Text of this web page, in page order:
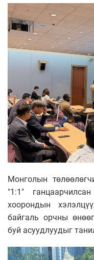
Монголын
"1:1"
хоорондын
байгаль орчны
буй асуудлуудыг